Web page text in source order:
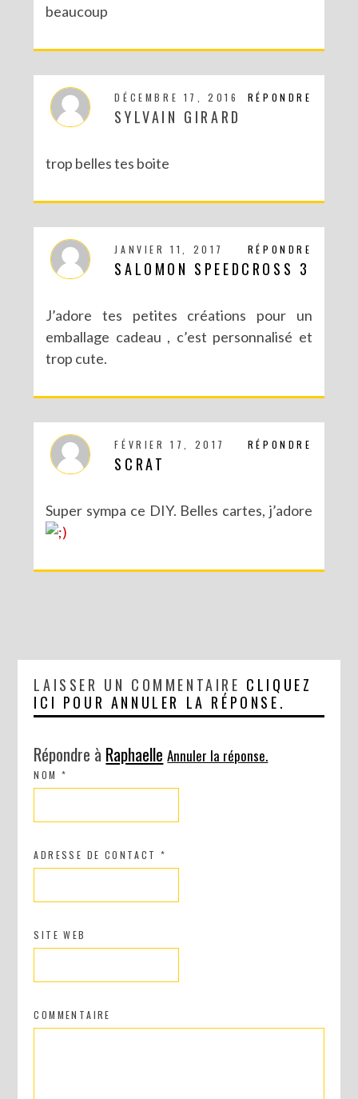
beaucoup
RÉPONDRE
DÉCEMBRE 17, 2016
SYLVAIN GIRARD
trop belles tes boite
RÉPONDRE
JANVIER 11, 2017
SALOMON SPEEDCROSS 3
J’adore tes petites créations pour un
emballage cadeau , c’est personnalisé et
trop cute.
RÉPONDRE
FÉVRIER 17, 2017
SCRAT
Super sympa ce DIY. Belles cartes, j’adore
LAISSER UN COMMENTAIRE CLIQUEZ
ICI POUR ANNULER LA RÉPONSE.
Répondre à Raphaelle Annuler la réponse.
NOM*
ADRESSE DE CONTACT*
SITE WEB
COMMENTAIRE